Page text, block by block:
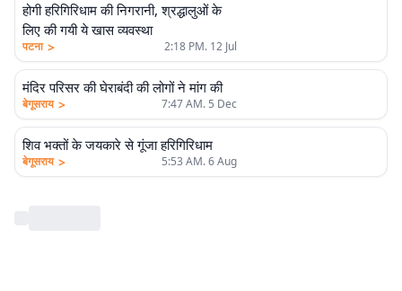
होगी हरिगिरिधाम की निगरानी, श्रद्धालुओं के
लिए की गयी ये खास व्यवस्था
पटना > 2:18 PM. 12 Jul
मंदिर परिसर की घेराबंदी की लोगों ने मांग की
बेगूसराय > 7:47 AM. 5 Dec
शिव भक्तों के जयकारे से गूंजा हरिगिरिधाम
बेगूसराय > 5:53 AM. 6 Aug